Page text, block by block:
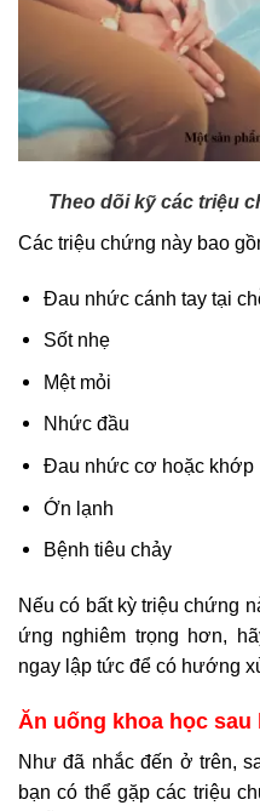
Theo dõi kỹ các triệu
Các triệu chứng này bao
Đau nhức cánh tay tại
Sốt nhẹ
Mệt mỏi
Nhức đầu
Đau nhức cơ hoặc khớp
Ớn lạnh
Bệnh tiêu chảy
Nếu có bất kỳ triệu chứng
ứng nghiêm trọng hơn,
ngay lập tức để có hướng
Ăn uống khoa học
Như đã nhắc đến ở trên,
bạn có thể gặp các triệu